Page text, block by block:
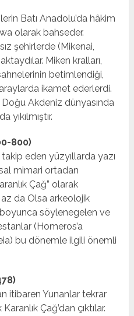
Batı Anadolu’da hâkim
olarak bahseder.
şehirlerde (Mikenai,
Miken kralları,
betimlendiği,
ikamet ederlerdi.
Doğu Akdeniz dünyasında
yıkılmıştır.
800)
takip eden yüzyıllarda yazı
mimari ortadan
Çağ” olarak
az da Olsa arkeolojik
söylenegelen ve
(Homeros’a
bu dönemle ilgili önemli
itibaren Yunanlar tekrar
Çağ’dan çıktılar.